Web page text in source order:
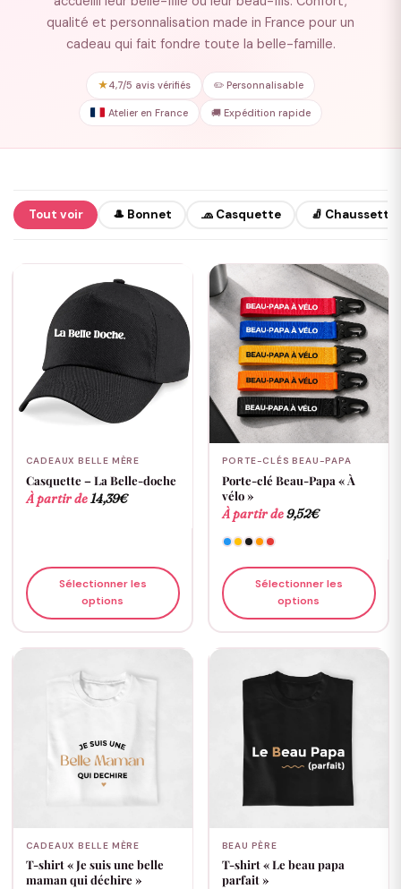
qualité et personnalisation made in France pour un
cadeau qui fait fondre toute la belle-famille.
★4,7/5 avis vérifiés ✏️ Personnalisable
Atelier en France 🚚 Expédition rapide
Tout voir 🎩 Bonnet 🧢 Casquette 🧦
CADEAUX BELLE MÈRE
Casquette – La Belle-doche
À partir de14,39€
Sélectionner les
options
PORTE-CLÉS BEAU-PAPA
Porte-clé Beau-Papa « À
vélo »
À partir de9,52€
Sélectionner les
options
CADEAUX BELLE MÈRE
T-shirt « Je suis une belle
maman qui déchire »
BEAU PÈRE
T-shirt « Le beau papa
parfait »